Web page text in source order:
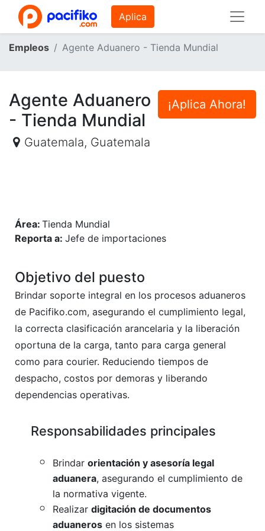
Aplica
Empleos Agente Aduanero - Tienda Mundial
¡Aplica Ahora!
Agente Aduanero
- Tienda Mundial
Guatemala, Guatemala
Área: Tienda Mundial
Reporta a: Jefe de importaciones
Objetivo del puesto
Brindar soporte integral en los procesos aduaneros
de Pacifiko.com, asegurando el cumplimiento legal,
la correcta clasificación arancelaria y la liberación
oportuna de la carga, tanto para carga general
como para courier. Reduciendo tiempos de
despacho, costos por demoras y liberando
dependencias operativas.
​Responsabilidades principales
Brindar orientación y asesoría legal
aduanera, asegurando el cumplimiento de
la normativa vigente.
Realizar digitación de documentos
aduaneros en los sistemas